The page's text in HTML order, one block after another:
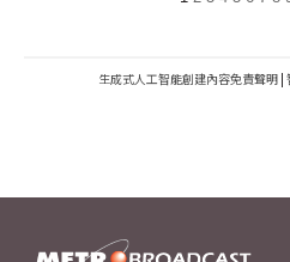
生成式人工智能創建內容免責聲明 |